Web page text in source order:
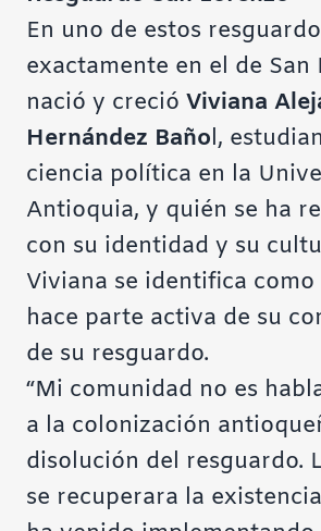
En uno de estos
exactamente en el de San
nació y creció Viviana
Hernández Bañol,
ciencia política en la
Antioquia, y quién se ha
con su identidad y su
Viviana se identifica como
hace parte activa de su
de su resguardo.
“Mi comunidad no es
a la colonización
disolución del resguardo.
se recuperara la